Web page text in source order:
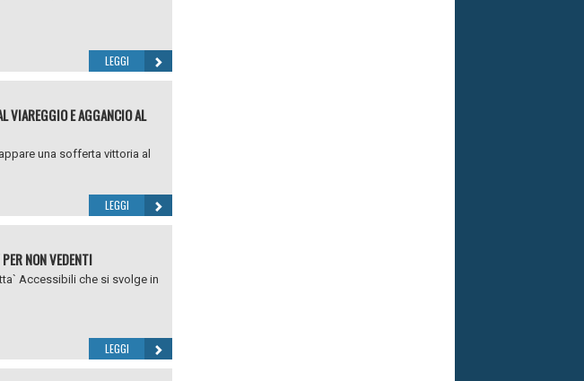
LEGGI
VIAREGGIO E AGGANCIO AL
una sofferta vittoria al
LEGGI
NON VEDENTI
Accessibili che si svolge in
LEGGI